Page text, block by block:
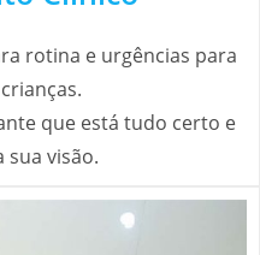
rotina e urgências para
que está tudo certo e
sua visão.